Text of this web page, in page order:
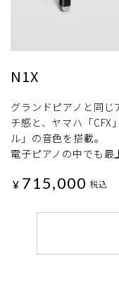
N1X
グランドピアノと同
チ感と、ヤマハ「CFX
ル」の音色を搭載。
電子ピアノの中でも最
¥ 715,000 税込